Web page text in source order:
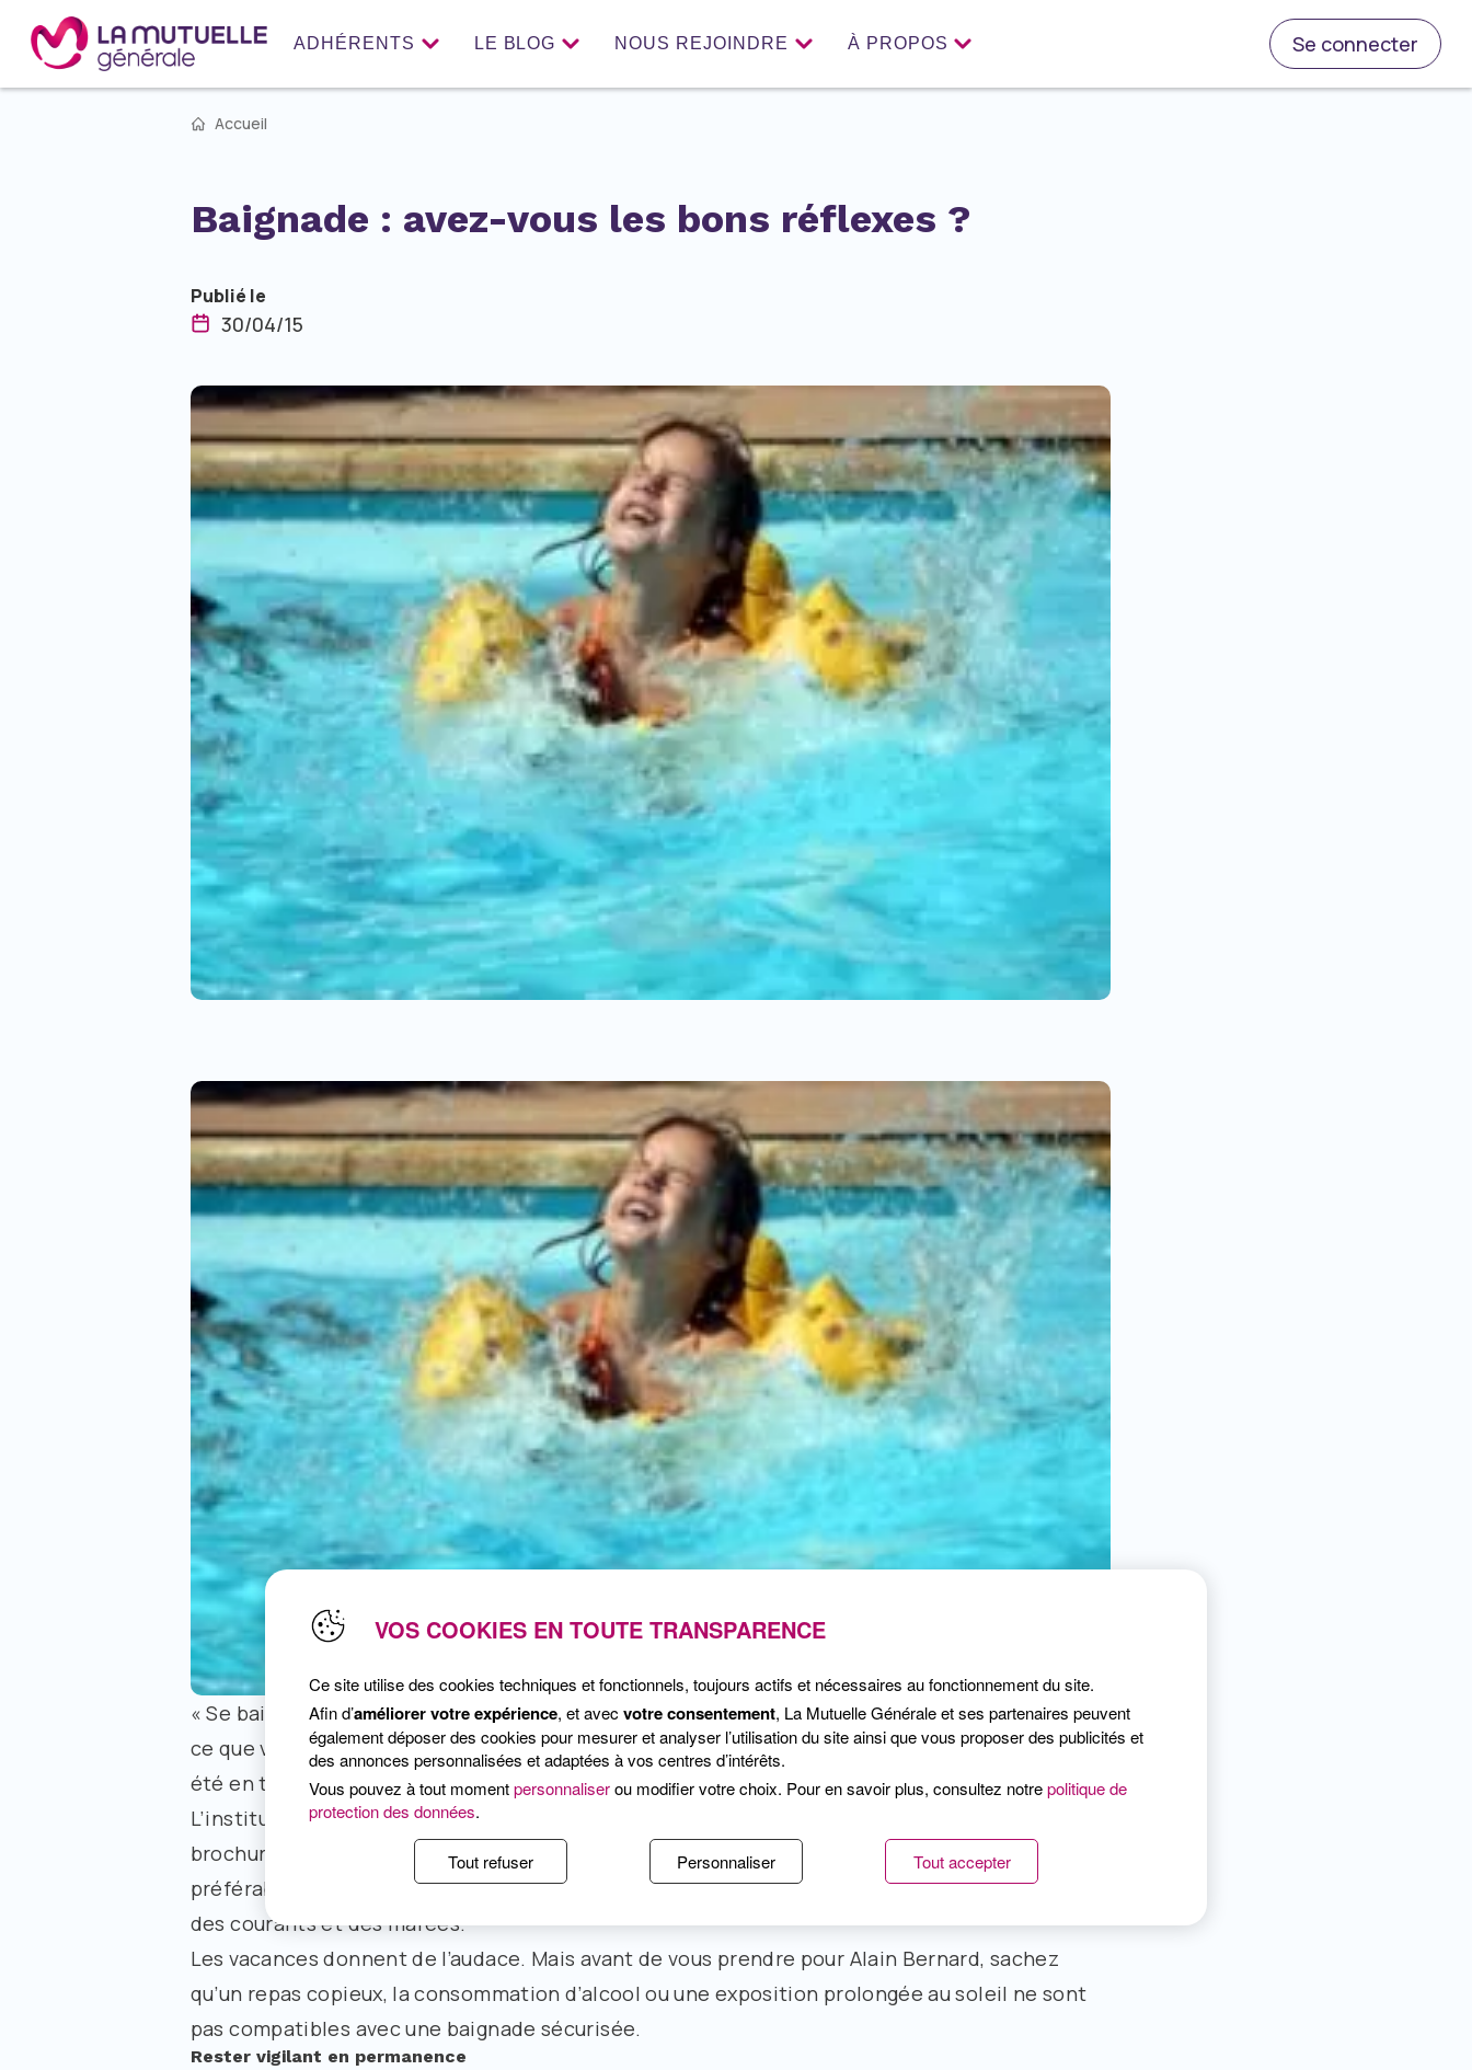
ADHÉRENTS LE BLOG NOUS REJOINDRE À PROPOS Se connecter
Accueil
Baignade : avez-vous les bons réflexes ?
Publié le
30/04/15
« Se baigner ? Rien de plus facile : il suffit de prendre son élan et de piquer une tête ! » Si c’est
ce que vous pensez, mieux vaut consulter la brochure « Mode d’emploi de la baignade : pour un
été en toute sécurité » éditée par l’INPES.
L’institut national de prévention et d’éducation pour la santé (INPES) vient d’éditer une
brochure proposant un « mode d’emploi de la baignade. » Elle rappelle qu’il est toujours
préférable de se mettre à l’eau dans une zone surveillée en connaissant la nature des vagues,
des courants et des marées.
Les vacances donnent de l’audace. Mais avant de vous prendre pour Alain Bernard, sachez
qu’un repas copieux, la consommation d’alcool ou une exposition prolongée au soleil ne sont
pas compatibles avec une baignade sécurisée.
Rester vigilant en permanence
VOS COOKIES EN TOUTE TRANSPARENCE
Ce site utilise des cookies techniques et fonctionnels, toujours actifs et nécessaires au fonctionnement du site.
Afin d’améliorer votre expérience, et avec votre consentement, La Mutuelle Générale et ses partenaires peuvent
également déposer des cookies pour mesurer et analyser l’utilisation du site ainsi que vous proposer des publicités et
des annonces personnalisées et adaptées à vos centres d’intérêts.
Vous pouvez à tout momentpersonnaliserou modifier votre choix. Pour en savoir plus, consultez notrepolitique de
protection des données.
Tout accepter
Personnaliser
Tout refuser